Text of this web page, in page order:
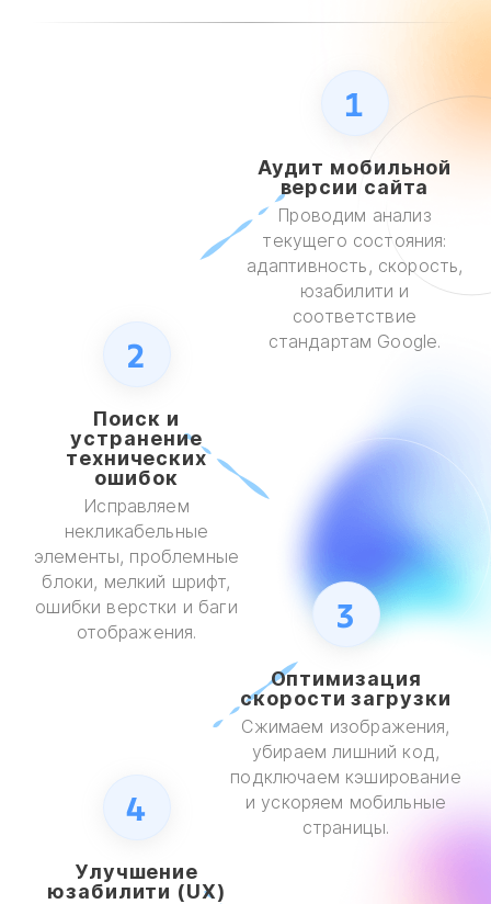
1
Аудит мобильной
версии сайта
Проводим анализ
текущего состояния:
адаптивность, скорость,
юзабилити и
соответствие
стандартам Google.
2
Поиск и
устранение
технических
ошибок
Исправляем
некликабельные
элементы, проблемные
блоки, мелкий шрифт,
ошибки верстки и баги
отображения.
3
Оптимизация
скорости загрузки
Сжимаем изображения,
убираем лишний код,
подключаем кэширование
и ускоряем мобильные
страницы.
4
Улучшение
юзабилити (UX)